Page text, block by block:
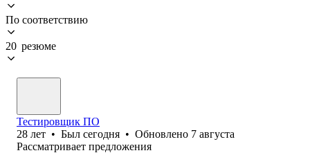
По соответствию
20 резюме
Тестировщик ПО
28 лет • Был сегодня • Обновлено 7 августа
Рассматривает предложения